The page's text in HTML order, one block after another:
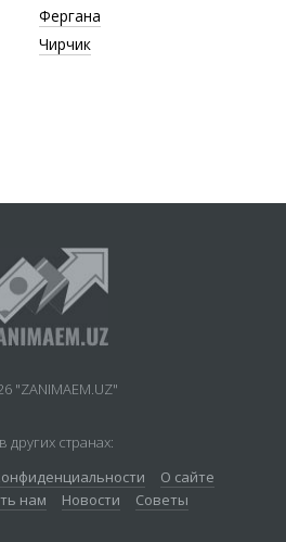
Фергана
Чирчик
"ZANIMAEM.UZ"
других странах:
О сайте
нам
Новости Советы